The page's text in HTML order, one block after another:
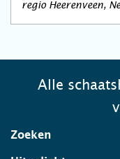
regio Heerenveen,
Alle
Zoeken